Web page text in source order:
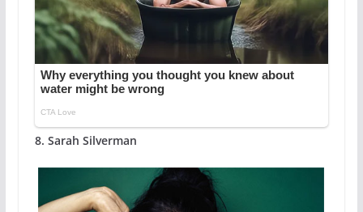
8. Sarah Silverman